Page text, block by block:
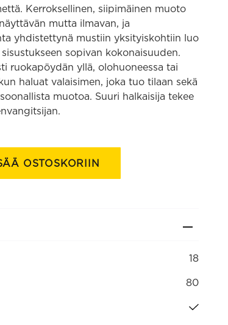
Kerroksellinen, siipimäinen muoto
mutta ilmavan, ja
yhdistettynä mustiin yksityiskohtiin luo
sopivan kokonaisuuden.
ruokapöydän yllä, olohuoneessa tai
haluat valaisimen, joka tuo tilaan sekä
muotoa. Suuri halkaisija tekee
OSTOSKORIIN
18
80